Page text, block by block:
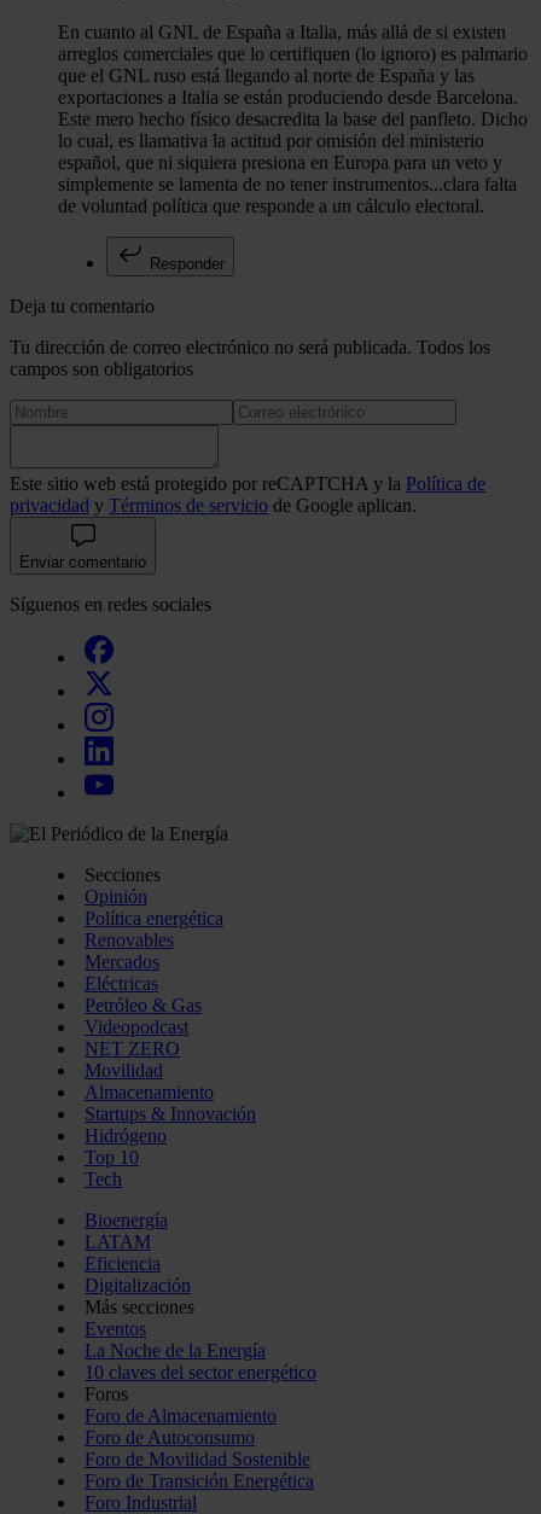
En cuanto al GNL de España a Italia, más allá de si existen
arreglos comerciales que lo certifiquen (lo ignoro) es palmario
que el GNL ruso está llegando al norte de España y las
exportaciones a Italia se están produciendo desde Barcelona.
Este mero hecho físico desacredita la base del panfleto. Dicho
lo cual, es llamativa la actitud por omisión del ministerio
español, que ni siquiera presiona en Europa para un veto y
simplemente se lamenta de no tener instrumentos...clara falta
de voluntad política que responde a un cálculo electoral.
Responder
Deja tu comentario
Tu dirección de correo electrónico no será publicada. Todos los
campos son obligatorios
Este sitio web está protegido por reCAPTCHA y la Política de
privacidad y Términos de servicio de Google aplican.
Enviar comentario
Síguenos en redes sociales
Secciones
Opinión
Política energética
Renovables
Mercados
Eléctricas
Petróleo & Gas
Videopodcast
NET ZERO
Movilidad
Almacenamiento
Startups & Innovación
Hidrógeno
Top 10
Tech
Bioenergía
LATAM
Eficiencia
Digitalización
Más secciones
Eventos
La Noche de la Energía
10 claves del sector energético
Foros
Foro de Almacenamiento
Foro de Autoconsumo
Foro de Movilidad Sostenible
Foro de Transición Energética
Foro Industrial